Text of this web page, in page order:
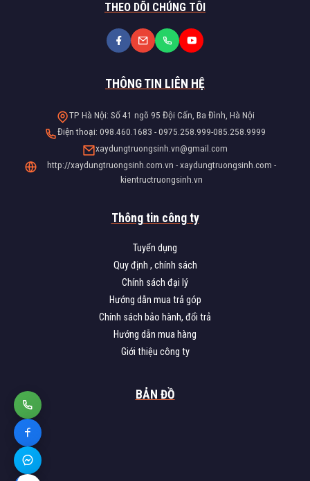
THEO DÕI CHÚNG TÔI
THÔNG TIN LIÊN HỆ
TP Hà Nội: Số 41 ngõ 95 Đội Cấn, Ba Đình, Hà Nội
Điện thoại: 098.460.1683 - 0975.258.999-085.258.9999
xaydungtruongsinh.vn@gmail.com
http://xaydungtruongsinh.com.vn - xaydungtruongsinh.com -
kientructruongsinh.vn
Thông tin công ty
Tuyển dụng
Quy định , chính sách
Chính sách đại lý
Hướng dẫn mua trả góp
Chính sách bảo hành, đổi trả
Hướng dẫn mua hàng
Giới thiệu công ty
BẢN ĐỒ